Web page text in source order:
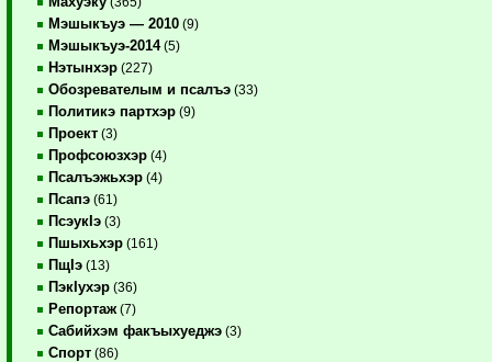
Мэшыкъуэ — 2010 (9)
Мэшыкъуэ-2014(5)
Нэтынхэр (227)
Обозревателым и псалъэ (33)
Политикэ партхэр (9)
Проект (3)
Профсоюзхэр (4)
Псалъэжьхэр (4)
Псапэ (61)
ПсэукIэ (3)
Пшыхьхэр (161)
ПщIэ (13)
ПэкIухэр (36)
Репортаж (7)
Сабийхэм факъыхуеджэ (3)
Спорт (86)